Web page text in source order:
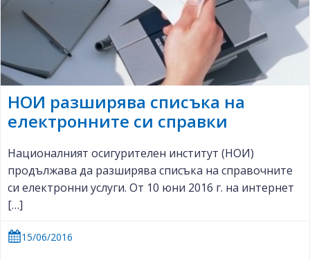
НОИ разширява списъка на
електронните си справки
Националният осигурителен институт (НОИ)
продължава да разширява списъка на справочните
си електронни услуги. От 10 юни 2016 г. на интернет
[…]
15/06/2016